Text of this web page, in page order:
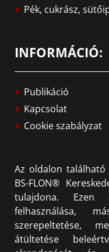
Pék, cukrász,
INFORMÁCIÓ:
Publikáció
Kapcsolat
Cookie szabályzat
Az oldalon található
BS-FLON®
tulajdona. Ezen
felhasználása,
szerepeltetése,
átültetése